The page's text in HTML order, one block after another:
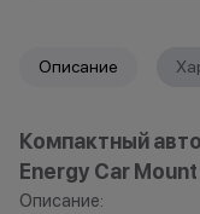
За покупки
Как можно
баллы
Описание
Компактный
Energy Car
Описание: